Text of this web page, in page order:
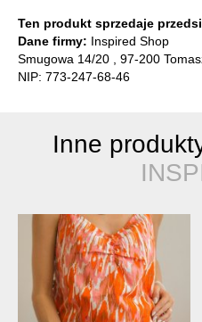
Ten produkt sprzedaje
Dane firmy: Inspired Shop
Smugowa 14/20 , 97-200
NIP: 773-247-68-46
Inne